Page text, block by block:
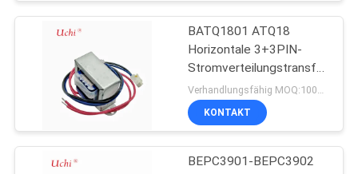
PRIVACY
POLICY
NTC-
Temperaturfühler
BATQ1801 ATQ18
Horizontale 3+3PIN-
110v bis 220v
KONTAKT
BEPC3901-BEPC3902